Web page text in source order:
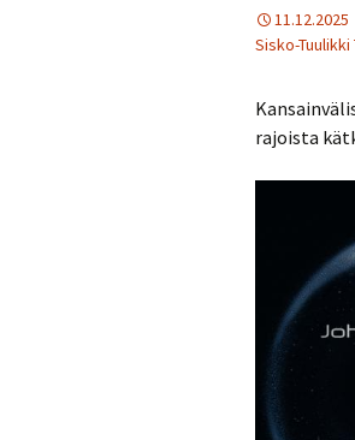
11.12.2025
Sisko-Tuulikki
rajoista